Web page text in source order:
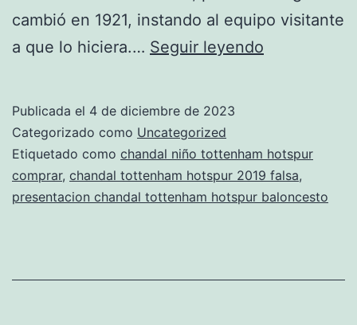
cambió en 1921, instando al equipo visitante
a que lo hiciera.… Seguir leyendo
sergio
ramos
Publicada el 4 de diciembre de 2023
Categorizado como Uncategorized
Etiquetado como chandal niño tottenham hotspur
comprar, chandal tottenham hotspur 2019 falsa,
presentacion chandal tottenham hotspur baloncesto